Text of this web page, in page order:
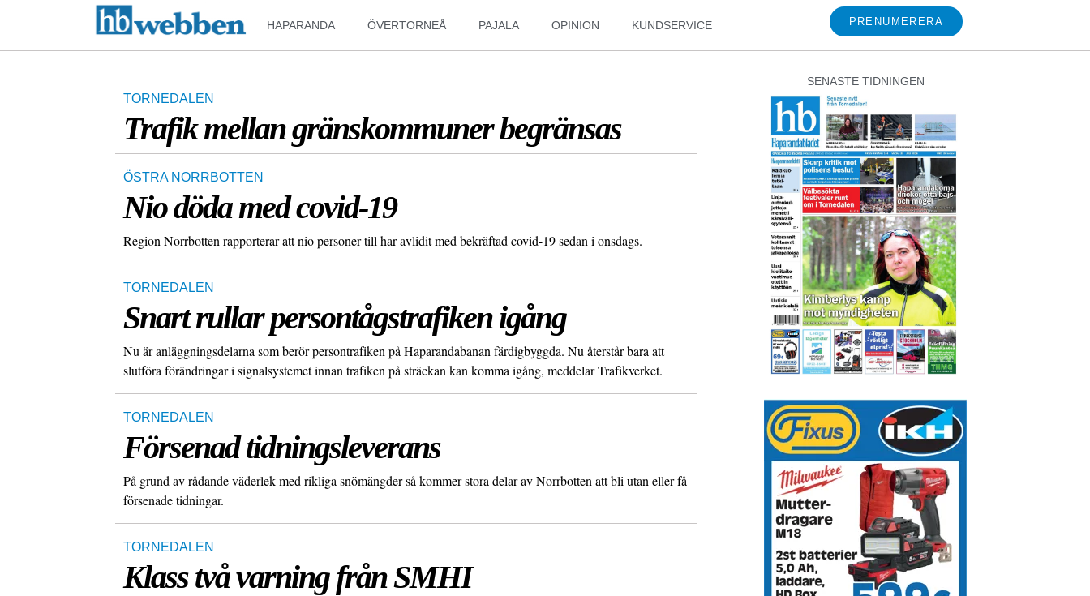
HAPARANDA ÖVERTORNEÅ PAJALA OPINION KUNDSERVICE PRENUMERERA
TORNEDALEN
Trafik mellan gränskommuner begränsas
ÖSTRA NORRBOTTEN
Nio döda med covid-19
Region Norrbotten rapporterar att nio personer till har avlidit med bekräftad covid-19 sedan i onsdags.
TORNEDALEN
Snart rullar persontågstrafiken igång
Nu är anläggningsdelarna som berör persontrafiken på Haparandabanan färdigbyggda. Nu återstår bara att
slutföra förändringar i signalsystemet innan trafiken på sträckan kan komma igång, meddelar Trafikverket.
TORNEDALEN
Försenad tidningsleverans
På grund av rådande väderlek med rikliga snömängder så kommer stora delar av Norrbotten att bli utan eller få
försenade tidningar.
TORNEDALEN
Klass två varning från SMHI
SENASTE TIDNINGEN